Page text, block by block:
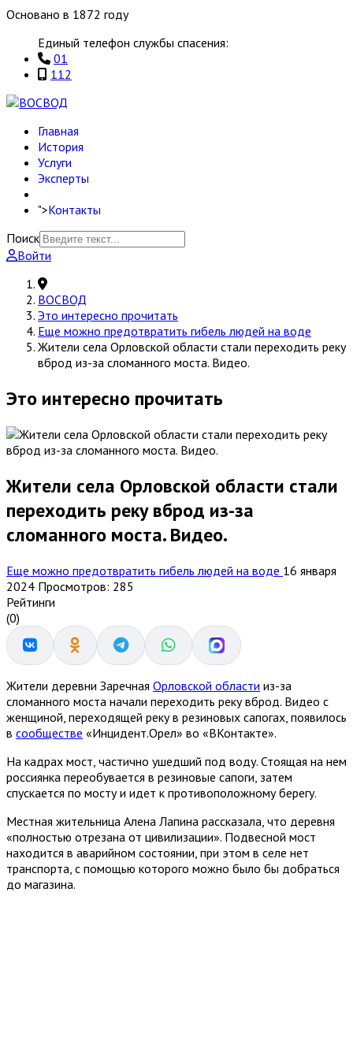
Основано в 1872 году
Единый телефон службы спасения:
01
112
Главная
История
Услуги
Эксперты
">Контакты
Поиск
Войти
ВОСВОД
Это интересно прочитать
Еще можно предотвратить гибель людей на воде
Жители села Орловской области стали переходить реку
вброд из-за сломанного моста. Видео.
Это интересно прочитать
Жители села Орловской области стали
переходить реку вброд из-за
сломанного моста. Видео.
Еще можно предотвратить гибель людей на воде 16 января
2024 Просмотров: 285
Рейтинги
(0)
Жители деревни Заречная Орловской области из-за
сломанного моста начали переходить реку вброд. Видео с
женщиной, переходящей реку в резиновых сапогах, появилось
в сообществе «Инцидент.Орел» во «ВКонтакте».
На кадрах мост, частично ушедший под воду. Стоящая на нем
россиянка переобувается в резиновые сапоги, затем
спускается по мосту и идет к противоположному берегу.
Местная жительница Алена Лапина рассказала, что деревня
«полностью отрезана от цивилизации». Подвесной мост
находится в аварийном состоянии, при этом в селе нет
транспорта, с помощью которого можно было бы добраться
до магазина.